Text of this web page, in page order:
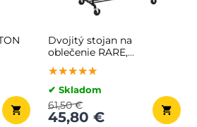
Dvojitý stojan na
oblečenie RARE,
vodovodné rúry
100x59x162cm, čierna
★★★★★
★★★★★
★★★★★
✔ Skladom
45,80 €
61,50 €